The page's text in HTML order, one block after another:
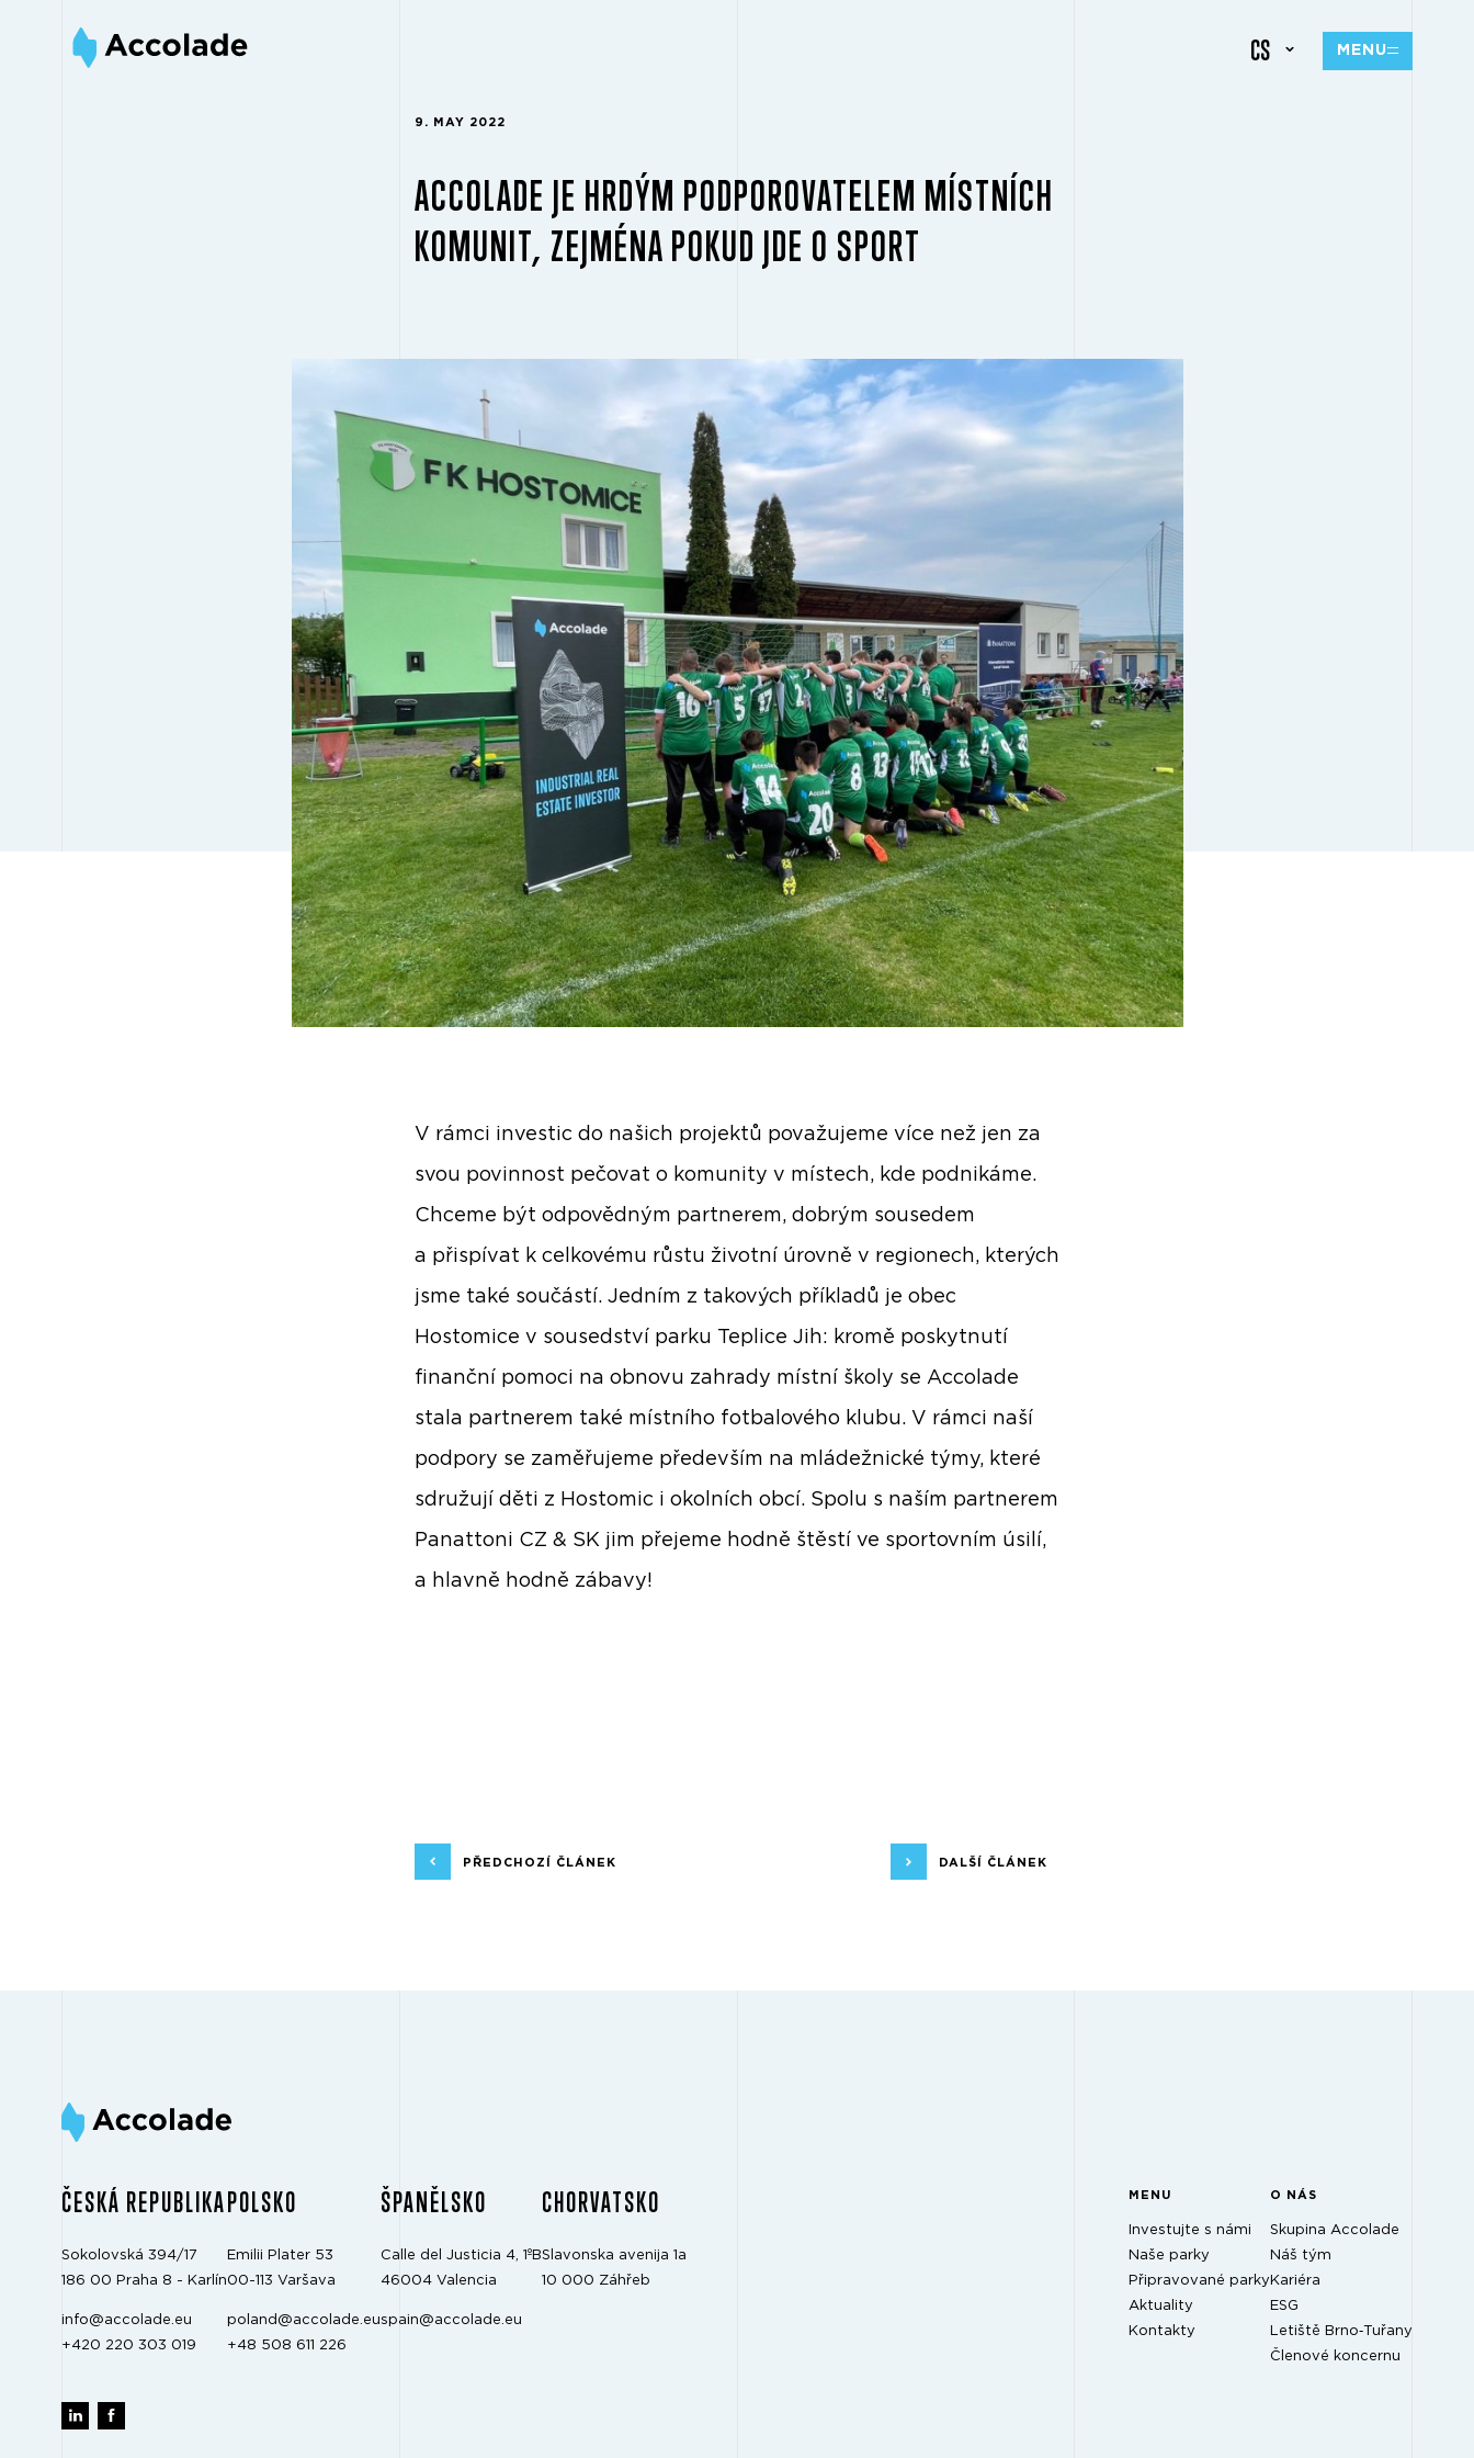
CS MENU
9. MAY 2022
ACCOLADE JE HRDÝM PODPOROVATELEM MÍSTNÍCH
KOMUNIT, ZEJMÉNA POKUD JDE O SPORT
V rámci investic do našich projektů považujeme více než jen za
svou povinnost pečovat o komunity v místech, kde podnikáme.
Chceme být odpovědným partnerem, dobrým sousedem
a přispívat k celkovému růstu životní úrovně v regionech, kterých
jsme také součástí. Jedním z takových příkladů je obec
Hostomice v sousedství parku Teplice Jih: kromě poskytnutí
finanční pomoci na obnovu zahrady místní školy se Accolade
stala partnerem také místního fotbalového klubu. V rámci naší
podpory se zaměřujeme především na mládežnické týmy, které
sdružují děti z Hostomic i okolních obcí. Spolu s naším partnerem
Panattoni CZ & SK jim přejeme hodně štěstí ve sportovním úsilí,
a hlavně hodně zábavy!
PŘEDCHOZÍ ČLÁNEK DALŠÍ ČLÁNEK
ČESKÁ REPUBLIKA
Sokolovská 394/17
186 00 Praha 8 - Karlín
info@accolade.eu
+420 220 303 019
POLSKO
Emilii Plater 53
00-113 Varšava
poland@accolade.eu
+48 508 611 226
ŠPANĚLSKO
Calle del Justicia 4, 1ºB
46004 Valencia
spain@accolade.eu
CHORVATSKO
Slavonska avenija 1a
10 000 Záhřeb
MENU
Investujte s námi
Naše parky
Připravované parky
Aktuality
Kontakty
O NÁS
Skupina Accolade
Náš tým
Kariéra
ESG
Letiště Brno‑Tuřany
Členové koncernu